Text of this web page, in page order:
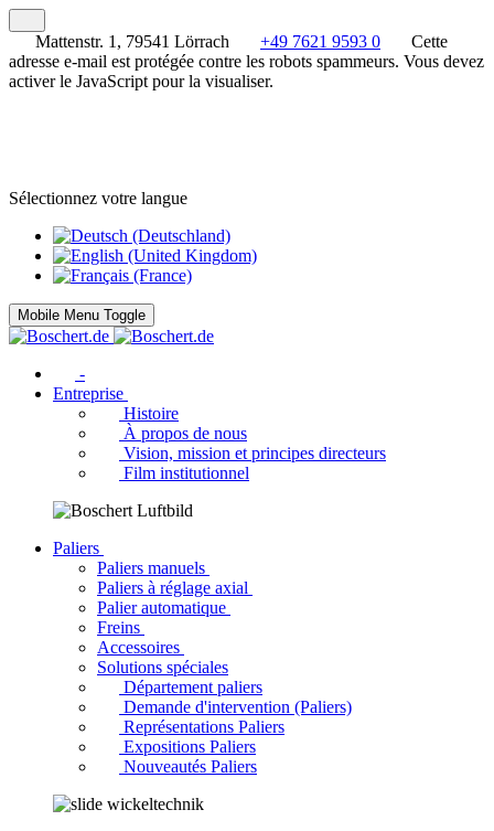
Mattenstr. 1, 79541 Lörrach +49 7621 9593 0
Cette
adresse e-mail est protégée contre les robots spammeurs. Vous devez
activer le JavaScript pour la visualiser.
Sélectionnez votre langue
Mobile Menu Toggle
-
Entreprise
Histoire
À propos de nous
Vision, mission et principes directeurs
Film institutionnel
Paliers
Paliers manuels
Paliers à réglage axial
Palier automatique
Freins
Accessoires
Solutions spéciales
Département paliers
Demande d'intervention (Paliers)
Représentations Paliers
Expositions Paliers
Nouveautés Paliers